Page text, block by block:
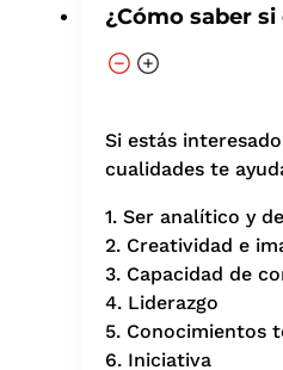
¿Cómo saber
Si estás
cualidades te
1. Ser analítico y
2. Creatividad e
3. Capacidad de
4. Liderazgo
5. Conocimientos
6. Iniciativa